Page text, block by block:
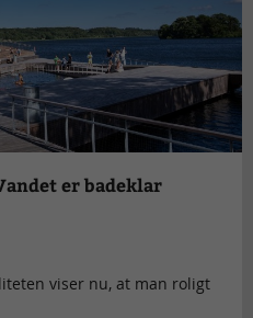
er badeklar
viser nu, at man roligt